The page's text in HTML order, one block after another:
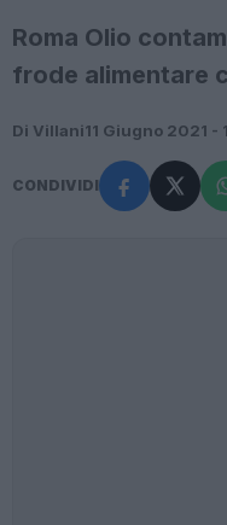
Roma Olio
frode alimentare
Di Villani11 Giugno 2021 -
CONDIVIDI